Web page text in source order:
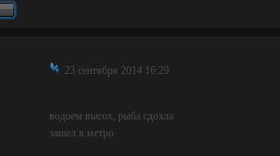
23 сентября 2014 16:29
водоем высох, рыба сдохла
зашел в метро